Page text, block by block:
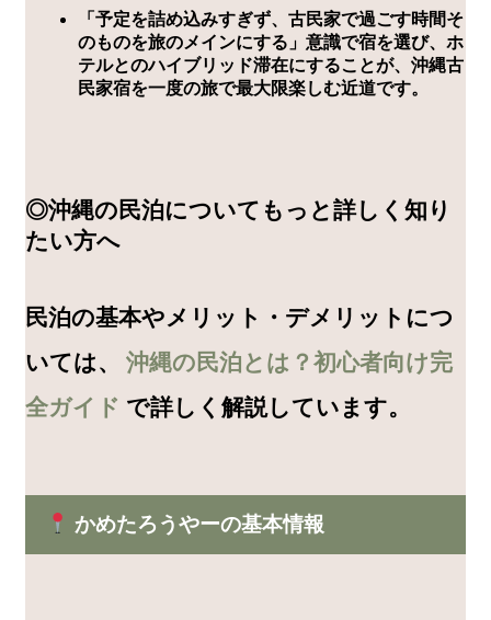
「予定を詰め込みすぎず、古民家で過ごす時間そ
のものを旅のメインにする」意識で宿を選び、ホ
テルとのハイブリッド滞在にすることが、沖縄古
民家宿を一度の旅で最大限楽しむ近道です。
◎沖縄の民泊についてもっと詳しく知り
たい方へ
民泊の基本やメリット・デメリットにつ
いては、 沖縄の民泊とは？初心者向け完
全ガイド で詳しく解説しています。
かめたろうやーの基本情報